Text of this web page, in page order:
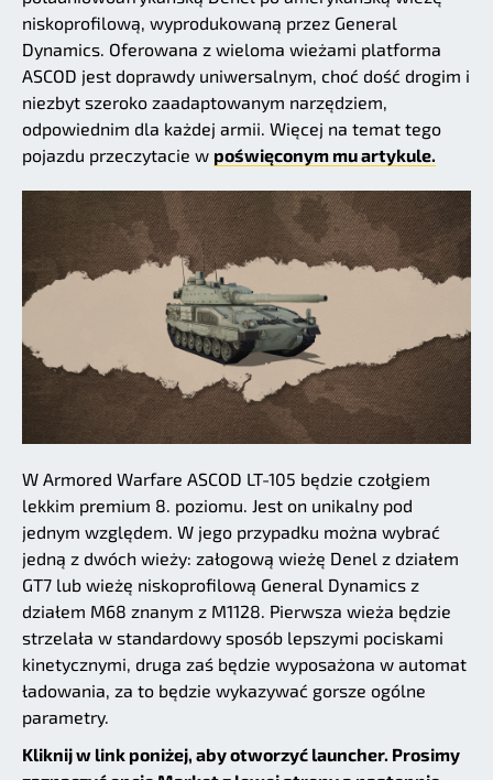
niskoprofilową, wyprodukowaną przez General
Dynamics. Oferowana z wieloma wieżami platforma
ASCOD jest doprawdy uniwersalnym, choć dość drogim i
niezbyt szeroko zaadaptowanym narzędziem,
odpowiednim dla każdej armii. Więcej na temat tego
pojazdu przeczytacie w poświęconym mu artykule.
W Armored Warfare ASCOD LT-105 będzie czołgiem
lekkim premium 8. poziomu. Jest on unikalny pod
jednym względem. W jego przypadku można wybrać
jedną z dwóch wieży: załogową wieżę Denel z działem
GT7 lub wieżę niskoprofilową General Dynamics z
działem M68 znanym z M1128. Pierwsza wieża będzie
strzelała w standardowy sposób lepszymi pociskami
kinetycznymi, druga zaś będzie wyposażona w automat
ładowania, za to będzie wykazywać gorsze ogólne
parametry.
Kliknij w link poniżej, aby otworzyć launcher. Prosimy